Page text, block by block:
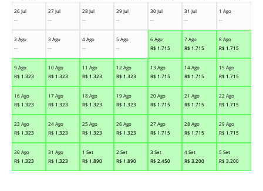
26 Jul
--
27 Jul
--
28 Jul
--
29 Jul
--
30 Jul
--
31 Jul
--
1 Ago
--
2 Ago
--
3 Ago
--
4 Ago
--
5 Ago
--
6 Ago
R$ 1.715
7 Ago
R$ 1.715
8 Ago
R$ 1.715
9 Ago
R$ 1.323
10 Ago
R$ 1.323
11 Ago
R$ 1.323
12 Ago
R$ 1.323
13 Ago
R$ 1.715
14 Ago
R$ 1.715
15 Ago
R$ 1.715
16 Ago
R$ 1.323
17 Ago
R$ 1.323
18 Ago
R$ 1.323
19 Ago
R$ 1.323
20 Ago
R$ 1.715
21 Ago
R$ 1.715
22 Ago
R$ 1.715
23 Ago
R$ 1.323
24 Ago
R$ 1.323
25 Ago
R$ 1.323
26 Ago
R$ 1.323
27 Ago
R$ 1.715
28 Ago
R$ 1.715
29 Ago
R$ 1.715
30 Ago
R$ 1.323
31 Ago
R$ 1.323
1 Set
R$ 1.890
2 Set
R$ 1.890
3 Set
R$ 2.450
4 Set
R$ 3.200
5 Set
R$ 3.200